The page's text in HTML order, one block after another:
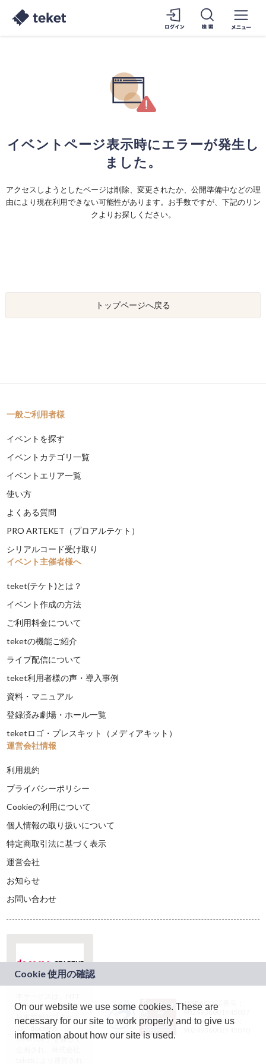
イベントページ表示時にエラーが発生し
ました。
アクセスしようとしたページは削除、変更されたか、公開準備中などの理
由により現在利用できない可能性があります。お手数ですが、下記のリン
クよりお探しください。
トップページへ戻る
一般ご利用者様
イベントを探す
イベントカテゴリ一覧
イベントエリア一覧
使い方
よくある質問
PRO ARTEKET（プロアルテケト）
シリアルコード受け取り
イベント主催者様へ
teket(テケト)とは？
イベント作成の方法
ご利用料金について
teketの機能ご紹介
ライブ配信について
teket利用者様の声・導入事例
資料・マニュアル
登録済み劇場・ホール一覧
teketロゴ・プレスキット（メディアキット）
運営会社情報
利用規約
プライバシーポリシー
Cookieの利用について
個人情報の取り扱いについて
特定商取引法に基づく表示
運営会社
お知らせ
お問い合わせ
ドコモグループの新
規事業創出プログラ
ム「docomo
STARTUP」を通じて
JASRAC許諾番号：
9024936001Y45037
JASRAC許諾番号：
On our website we use some cookies. These are
necessary for our site to work properly and to give us
information about how our site is used.